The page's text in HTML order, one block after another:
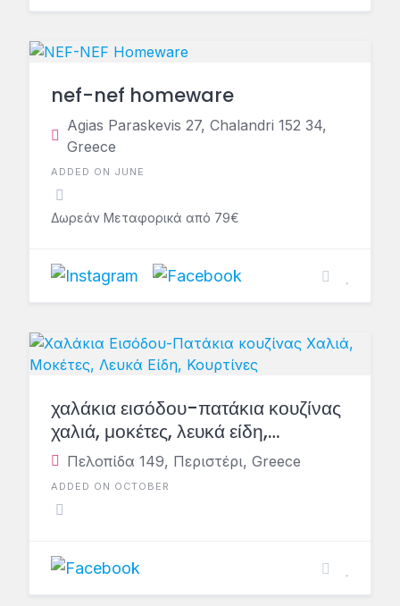
nef-nef homeware
Agias Paraskevis 27, Chalandri 152 34,
Greece
ADDED ON JUNE
Δωρεάν Μεταφορικά από 79€
χαλάκια εισόδου-πατάκια κουζίνας
χαλιά, μοκέτες, λευκά είδη,
κουρτίνες
Πελοπίδα 149, Περιστέρι, Greece
ADDED ON OCTOBER